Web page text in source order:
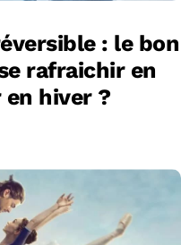
: le bon
rafraichir en
hiver ?